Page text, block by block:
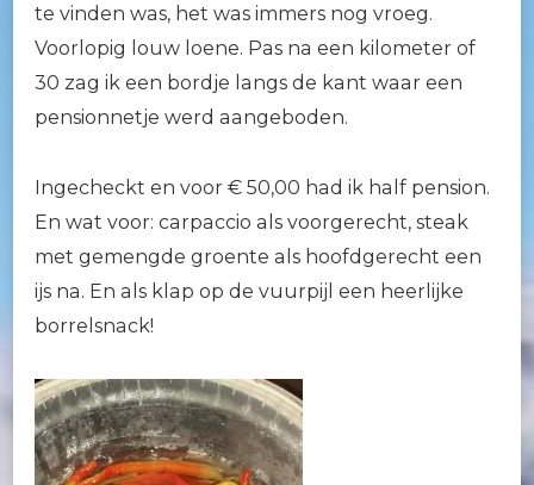
te vinden was, het was immers nog vroeg.
Voorlopig louw loene. Pas na een kilometer of
30 zag ik een bordje langs de kant waar een
pensionnetje werd aangeboden.
Ingecheckt en voor € 50,00 had ik half pension.
En wat voor: carpaccio als voorgerecht, steak
met gemengde groente als hoofdgerecht een
ijs na. En als klap op de vuurpijl een heerlijke
borrelsnack!